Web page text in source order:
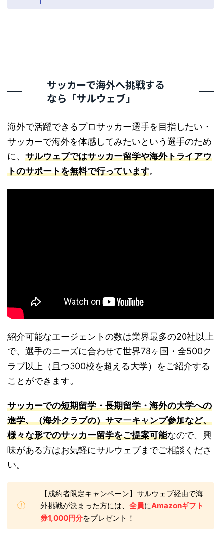
サッカーで海外へ挑戦する
なら「サルウェブ」
海外で活躍できるプロサッカー選手を目指したい・
サッカーで海外を体感してみたいという選手のため
に、 サルウェブではサッカー留学や海外トライアウ
トのサポートを無料で行っています。
紹介可能なエージェントの数は業界最多の20社以上
で、選手のニーズに合わせて世界78ヶ国・全500ク
ラブ以上（且つ300校を超える大学）をご紹介する
ことができます。
サッカーでの短期留学・長期留学・海外の大学への
進学、（海外クラブの）サマーキャンプ参加など、
様々な形でのサッカー留学をご提案可能なので、興
味がある方はお気軽にサルウェブまでご相談くださ
い。
【成約者限定キャンペーン】サルウェブ経由で海
外挑戦が決まった方には、 全員にAmazonギフト
券1,000円分をプレゼント！